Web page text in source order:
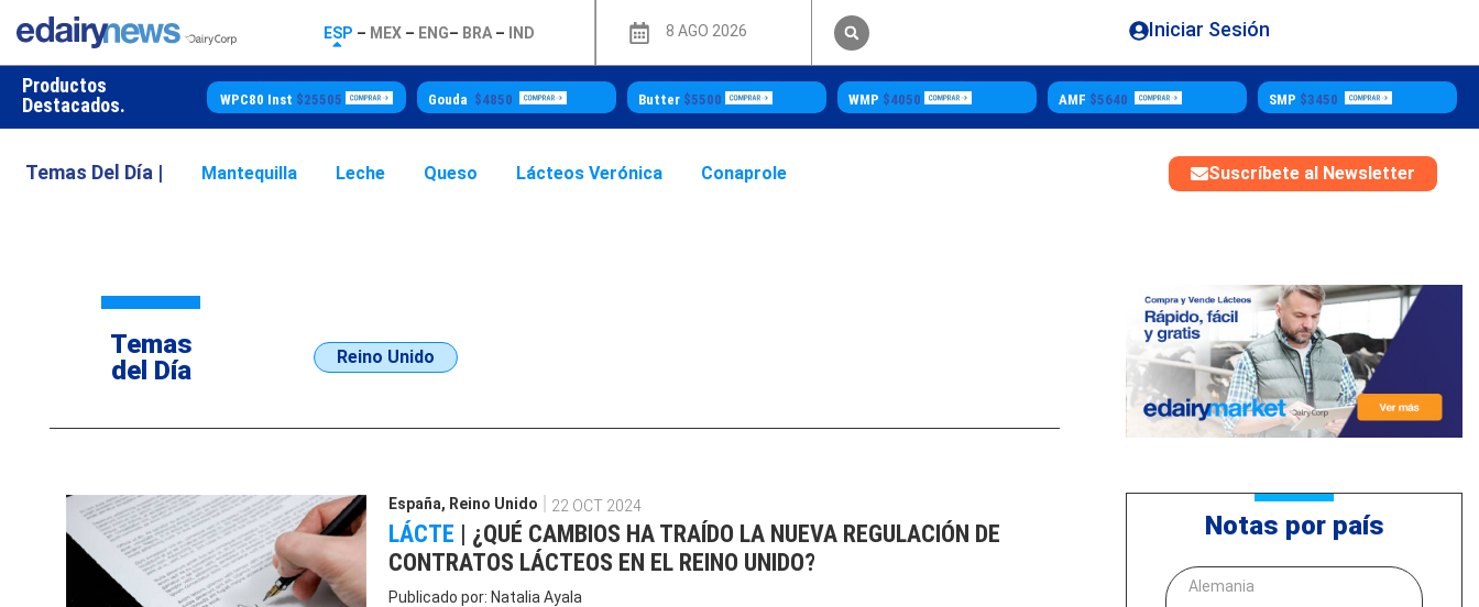
ESP – MEX– ENG– BRA– IND 8 AGO 2026 Iniciar Sesión
Productos
Destacados.
WPC80 Inst$25505 Gouda$4850 Butter$5500 WMP $4050 AMF$5640 SMP$3450 Mozzarella $4850
Temas Del Día | Mantequilla Leche Queso Lácteos Verónica Conaprole Suscríbete al Newsletter
Temas
del Día
Reino Unido
España, Reino Unido 22 OCT 2024
LÁCTE | ¿QUÉ CAMBIOS HA TRAÍDO LA NUEVA REGULACIÓN DE
CONTRATOS LÁCTEOS EN EL REINO UNIDO?
Publicado por: Natalia Ayala
Notas por país
Alemania